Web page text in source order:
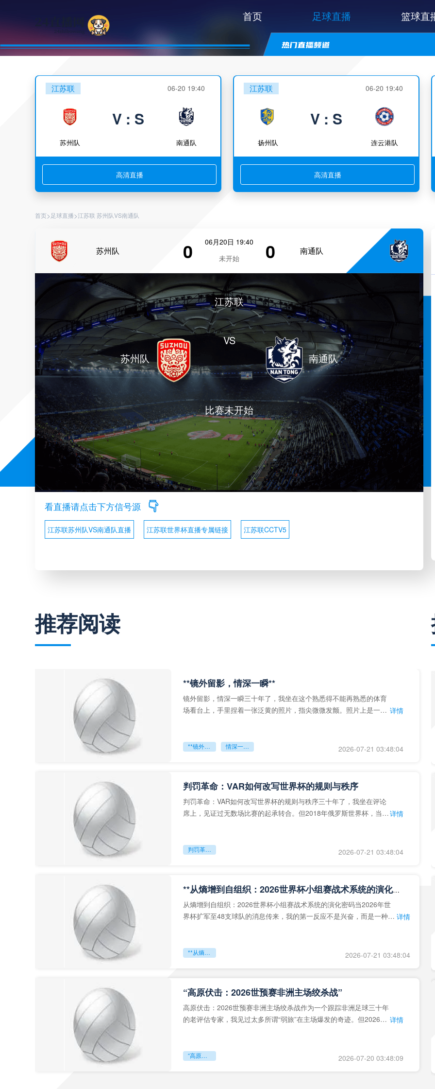
首页 足球直播 篮球直
江苏联 06-20 19:40
苏州队
V : S
南通队
高清直播
江苏联 06-20 19:40
扬州队
V : S
连云港队
高清直播
首页> 足球直播>江苏联 苏州队VS南通队
苏州队 0
06月20日 19:40
未开始
0 南通队
苏州队
江苏联
VS
比赛未开始
南通队
看直播请点击下方信号源
江苏联苏州队VS南通队直播 江苏联世界杯直播专属链接 江苏联CCTV5
推荐阅读
**镜外留影，情深一瞬**
镜外留影，情深一瞬三十年了，我坐在这个熟悉得不能再熟悉的体育
场看台上，手里捏着一张泛黄的照片，指尖微微发颤。照片上是一个 详情
**镜外留影 情深一瞬** 2026-07-21 03:48:04
判罚革命：VAR如何改写世界杯的规则与秩序
判罚革命：VAR如何改写世界杯的规则与秩序三十年了，我坐在评论
席上，见证过无数场比赛的起承转合。但2018年俄罗斯世界杯，当
详情
判罚革命：VAR如何改写世界杯的规则与秩序 2026-07-21 03:48:04
**从熵增到自组织：2026世界杯小组赛战术系统的演化密码**
从熵增到自组织：2026世界杯小组赛战术系统的演化密码当2026年世
界杯扩军至48支球队的消息传来，我的第一反应不是兴奋，而是一种深 详情
**从熵增到自组织：2026世界杯小组赛战术系统的演化密码** 2026-07-21 03:48:04
“高原伏击：2026世预赛非洲主场绞杀战”
高原伏击：2026世预赛非洲主场绞杀战作为一个跟踪非洲足球三十年
的老评估专家，我见过太多所谓“弱旅”在主场爆发的奇迹。但2026年 详情
“高原伏击：2026世预赛非洲主场绞杀战” 2026-07-20 03:48:09